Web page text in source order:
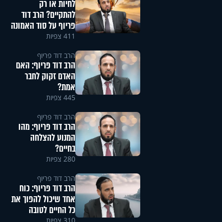
לחיות או רק
להתקיים? הרב דוד
פריוף על סוד האמונה
411 צפיות
הרב דוד פריוף
הרב דוד פריוף: האם
האדם זקוק לחבר
אמת?
445 צפיות
הרב דוד פריוף
הרב דוד פריוף: מהו
המנוע להצלחה
בחיים?
280 צפיות
הרב דוד פריוף
הרב דוד פריוף: כוח
אחד שיכול להפוך את
כל החיים לטובה